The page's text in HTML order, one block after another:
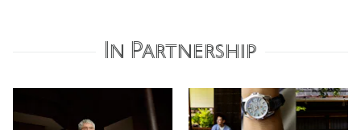
In Partnership